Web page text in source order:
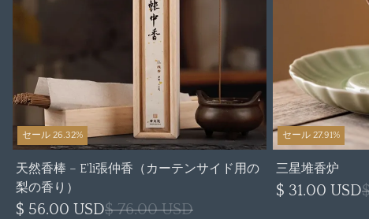
セール 26.32%
天然香棒 – E'li張仲香（カーテンサイド用の
梨の香り）
$ 56.00 USD$ 76.00 USD
セール 27.91%
三星堆香炉
$ 31.00 USD